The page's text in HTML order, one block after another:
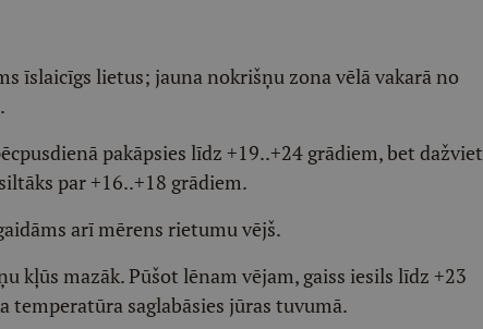
īslaicīgs lietus; jauna nokrišņu zona vēlā vakarā no
pakāpsies līdz +19..+24 grādiem, bet dažviet
par +16..+18 grādiem.
arī mērens rietumu vējš.
kļūs mazāk. Pūšot lēnam vējam, gaiss iesils līdz +23
temperatūra saglabāsies jūras tuvumā.